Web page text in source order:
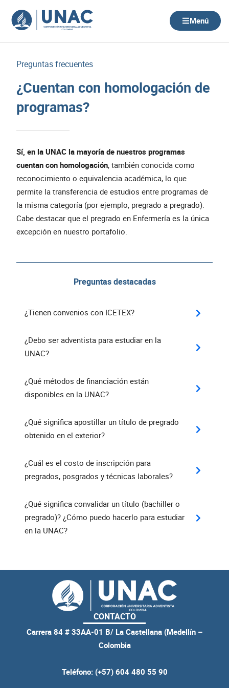
contenido
Menú
Preguntas frecuentes
¿Cuentan con homologación de
programas?
Sí, en la UNAC la mayoría de nuestros programas
cuentan con homologación, también conocida como
reconocimiento o equivalencia académica, lo que
permite la transferencia de estudios entre programas de
la misma categoría (por ejemplo, pregrado a pregrado).
Cabe destacar que el pregrado en Enfermería es la única
excepción en nuestro portafolio.
Preguntas destacadas
¿Tienen convenios con ICETEX?
¿Debo ser adventista para estudiar en la
UNAC?
¿Qué métodos de financiación están
disponibles en la UNAC?
¿Qué significa apostillar un título de pregrado
obtenido en el exterior?
¿Cuál es el costo de inscripción para
pregrados, posgrados y técnicas laborales?
¿Qué significa convalidar un título (bachiller o
pregrado)? ¿Cómo puedo hacerlo para estudiar
en la UNAC?
CONTACTO
Carrera 84 # 33AA-01 B/ La Castellana (Medellín –
Colombia
Teléfono: (+57) 604 480 55 90